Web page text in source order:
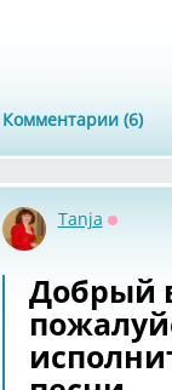
Комментарии (6)
Tanja
Добрый